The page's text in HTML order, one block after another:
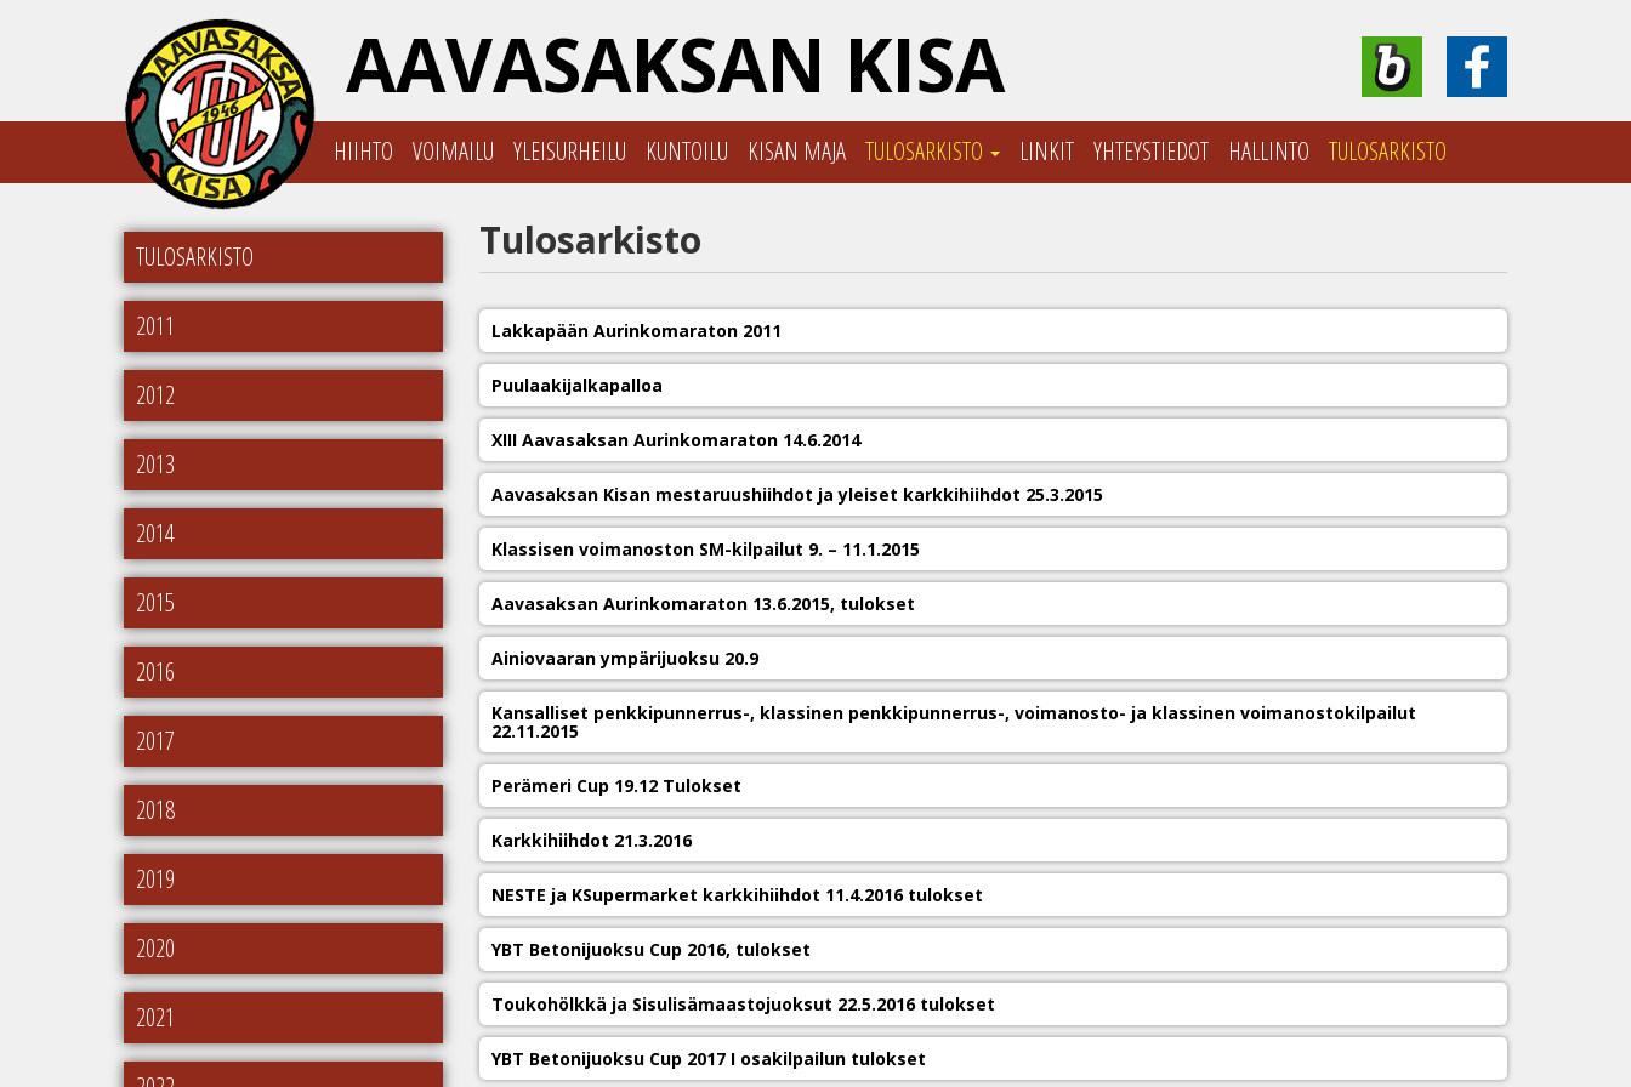
AAVASAKSAN KISA
HIIHTO VOIMAILU YLEISURHEILU KUNTOILU KISAN MAJA TULOSARKISTO LINKIT YHTEYSTIEDOT HALLINTO TULOSARKISTO
TULOSARKISTO
2011
2012
2013
2014
2015
2016
2017
2018
2019
2020
2021
Tulosarkisto
Lakkapään Aurinkomaraton 2011
Puulaakijalkapalloa
XIII Aavasaksan Aurinkomaraton 14.6.2014
Aavasaksan Kisan mestaruushiihdot ja yleiset karkkihiihdot 25.3.2015
Klassisen voimanoston SM-kilpailut 9. – 11.1.2015
Aavasaksan Aurinkomaraton 13.6.2015, tulokset
Ainiovaaran ympärijuoksu 20.9
Kansalliset penkkipunnerrus-, klassinen penkkipunnerrus-, voimanosto- ja klassinen voimanostokilpailut
22.11.2015
Perämeri Cup 19.12 Tulokset
Karkkihiihdot 21.3.2016
NESTE ja KSupermarket karkkihiihdot 11.4.2016 tulokset
YBT Betonijuoksu Cup 2016, tulokset
Toukohölkkä ja Sisulisämaastojuoksut 22.5.2016 tulokset
YBT Betonijuoksu Cup 2017 I osakilpailun tulokset